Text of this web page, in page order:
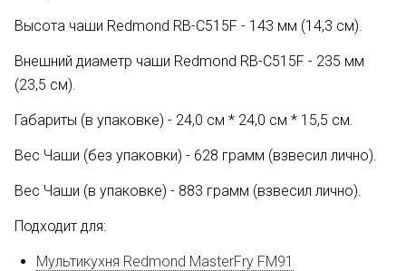
Высота чаши Redmond RB-C515F - 143 мм (14,3 см).
Внешний диаметр чаши Redmond RB-C515F - 235 мм
(23,5 см).
Габариты (в упаковке) - 24,0 см * 24,0 см * 15,5 см.
Вес Чаши (без упаковки) - 628 грамм (взвесил лично).
Вес Чаши (в упаковке) - 883 грамм (взвесил лично).
Подходит для:
Мультикухня Redmond MasterFry FM91